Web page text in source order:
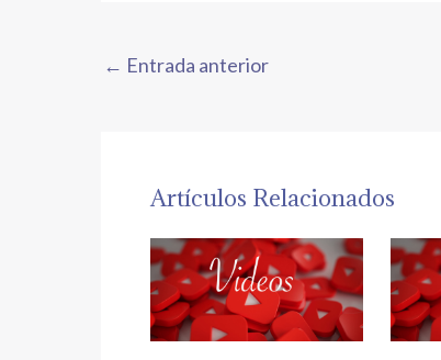
← Entrada anterior
Artículos Relacionados